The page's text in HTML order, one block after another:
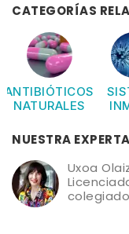
CATEGORÍAS
ANTIBIÓTICOS
NATURALES
NUESTRA EXPERTA
Uxoa